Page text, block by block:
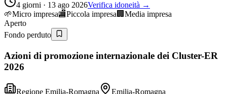
4 giorni · 13 ago 2026Verifica idoneità →
🌱Micro impresa🏬Piccola impresa 🏢 Media impresa
Aperto
Fondo perduto
Azioni di promozione internazionale dei Cluster-ER
2026
Regione Emilia-Romagna
Emilia-Romagna